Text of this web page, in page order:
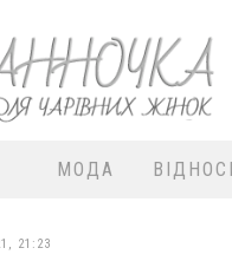
МОДА
21:23